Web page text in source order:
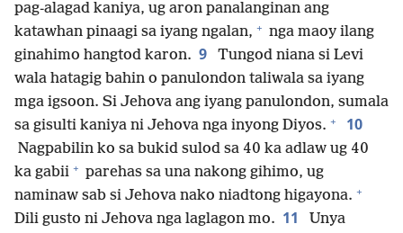
pag-alagad kaniya, ug aron panalanginan ang
katawhan pinaagi sa iyang ngalan, + nga maoy ilang
ginahimo hangtod karon. 9
Tungod niana si Levi
wala hatagig bahin o panulondon taliwala sa iyang
mga igsoon. Si Jehova ang iyang panulondon, sumala
sa gisulti kaniya ni Jehova nga inyong Diyos. + 10
Nagpabilin ko sa bukid sulod sa 40 ka adlaw ug 40
ka gabii + parehas sa una nakong gihimo, ug
naminaw sab si Jehova nako niadtong higayona. +
Dili gusto ni Jehova nga laglagon mo. 11
Unya